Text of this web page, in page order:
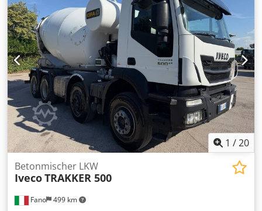
(PTO) Bereifung: 60/70 % Gültige HU (TÜV) Guter Zustand
Sofort verfügbar WIR BEWERTEN INZAHLUNGNAHMEN
ALLER MARKEN, MAN, MERCEDES, DAF, RENAULT, VOLVO,
SCANIA, MIT CIFA-, SERMAC-, PUTZMEISTER-AUSRÜSTUNG;
ODER ERDBEWEGUNGSMASCHINEN CATERPILLAR, FIAT
HITACHI, KOMATSU.
1 /20
Fano 499 km
Betonmischer LKW
IvecoTRAKKER 500